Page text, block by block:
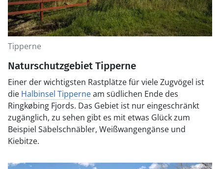
Tipperne
Naturschutzgebiet Tipperne
Einer der wichtigsten Rastplätze für viele Zugvögel ist
die Halbinsel Tipperneam südlichen Ende des
Ringkøbing Fjords. Das Gebiet ist nur eingeschränkt
zugänglich, zu sehen gibt es mit etwas Glück zum
Beispiel Säbelschnäbler, Weißwangengänse und
Kiebitze.